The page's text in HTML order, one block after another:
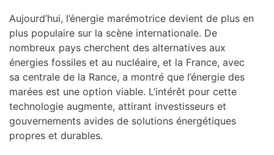
Aujourd’hui, l’énergie marémotrice devient de plus en
plus populaire sur la scène internationale. De
nombreux pays cherchent des alternatives aux
énergies fossiles et au nucléaire, et la France, avec
sa centrale de la Rance, a montré que l’énergie des
marées est une option viable. L’intérêt pour cette
technologie augmente, attirant investisseurs et
gouvernements avides de solutions énergétiques
propres et durables.